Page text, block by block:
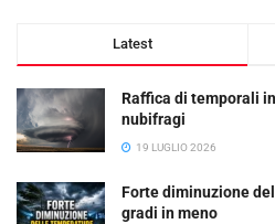
Latest
Raffica di temporali
nubifragi
19 LUGLIO 2026
Forte diminuzione
gradi in meno